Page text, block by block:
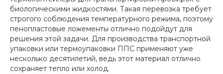
биологическими жидкостями. Такая перевозка требует
строгого соблюдения температурного режима, поэтому
пенопластовые ложементы отлично подойдут для
решения этой задачи. Для производства транспортной
упаковки или термоупаковки ППС применяют уже
несколько десятилетий, ведь этот материал отлично
сохраняет тепло или холод.